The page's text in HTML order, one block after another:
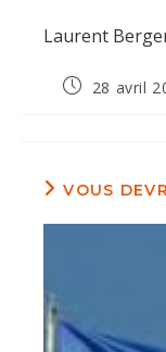
Laurent
Publication
28 avril
VOUS